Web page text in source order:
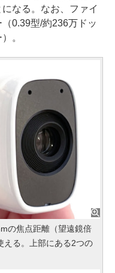
なる。なお、ファイ
0.39型/約236万ドッ
。
の焦点距離（望遠鏡倍
える。上部にある2つの